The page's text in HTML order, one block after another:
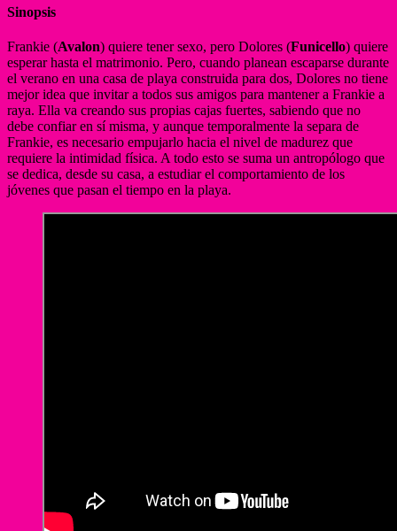
Sinopsis
Frankie (Avalon) quiere tener sexo, pero Dolores (Funicello) quiere
esperar hasta el matrimonio. Pero, cuando planean escaparse durante
el verano en una casa de playa construida para dos, Dolores no tiene
mejor idea que invitar a todos sus amigos para mantener a Frankie a
raya. Ella va creando sus propias cajas fuertes, sabiendo que no
debe confiar en sí misma, y ​​aunque temporalmente la separa de
Frankie, es necesario empujarlo hacia el nivel de madurez que
requiere la intimidad física. A todo esto se suma un antropólogo que
se dedica, desde su casa, a estudiar el comportamiento de los
jóvenes que pasan el tiempo en la playa.